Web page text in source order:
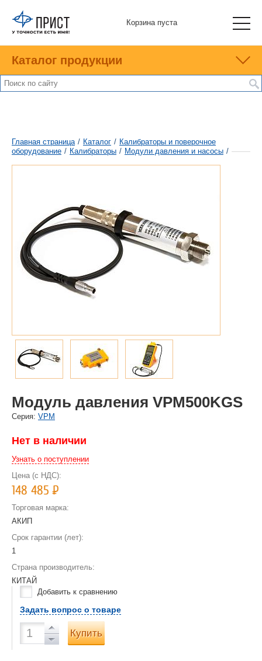
Корзина пуста
Каталог продукции
Главная страница / Каталог / Калибраторы и поверочное
оборудование / Калибраторы / Модули давления и насосы /
Модуль давления VPM500KGS
Cерия: VPM
Нет в наличии
Узнать о поступлении
Цена (с НДС):
148 485Р
Торговая марка:
АКИП
Срок гарантии (лет):
1
Страна производитель:
КИТАЙ
Добавить к сравнению
Задать вопрос о товаре
Купить